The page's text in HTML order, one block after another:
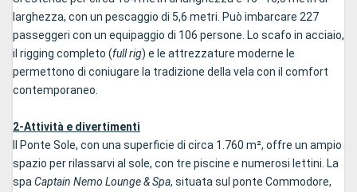
larghezza, con un pescaggio di 5,6 metri. Può imbarcare 227
passeggeri con un equipaggio di 106 persone. Lo scafo in acciaio,
il rigging completo (full rig) e le attrezzature moderne le
permettono di coniugare la tradizione della vela con il comfort
contemporaneo.
2-Attività e divertimenti
Il Ponte Sole, con una superficie di circa 1.760 m², offre un ampio
spazio per rilassarvi al sole, con tre piscine e numerosi lettini. La
spa Captain Nemo Lounge & Spa, situata sul ponte Commodore,